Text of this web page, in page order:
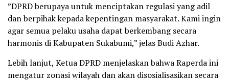
‎”DPRD berupaya untuk menciptakan regulasi yang adil
dan berpihak kepada kepentingan masyarakat. Kami ingin
agar semua pelaku usaha dapat berkembang secara
harmonis di Kabupaten Sukabumi,” jelas Budi Azhar.
‎Lebih lanjut, Ketua DPRD menjelaskan bahwa Raperda ini
mengatur zonasi wilayah dan akan disosialisasikan secara